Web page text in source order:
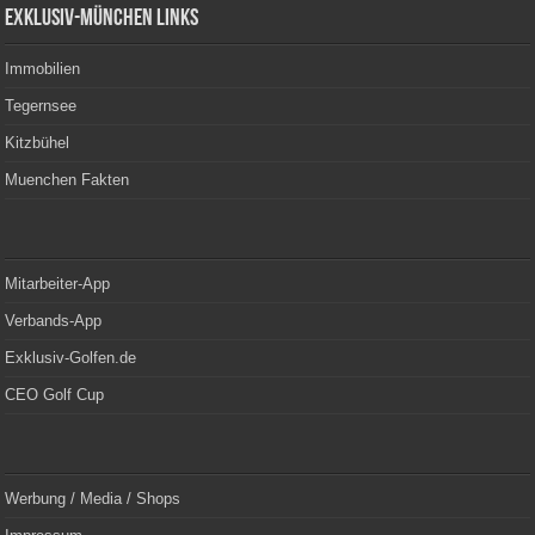
Exklusiv-München Links
Immobilien
Tegernsee
Kitzbühel
Muenchen Fakten
Mitarbeiter-App
Verbands-App
Exklusiv-Golfen.de
CEO Golf Cup
Werbung / Media / Shops